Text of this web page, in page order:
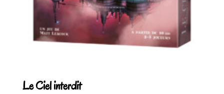
Le Ciel interdit